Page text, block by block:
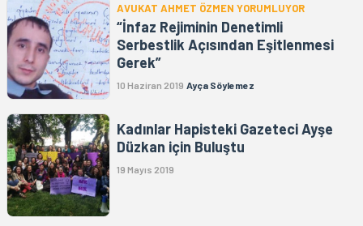
AVUKAT AHMET ÖZMEN YORUMLUYOR
“İnfaz Rejiminin Denetimli
Serbestlik Açısından Eşitlenmesi
Gerek”
10 Haziran 2019 Ayça Söylemez
Kadınlar Hapisteki Gazeteci Ayşe
Düzkan için Buluştu
19 Mayıs 2019